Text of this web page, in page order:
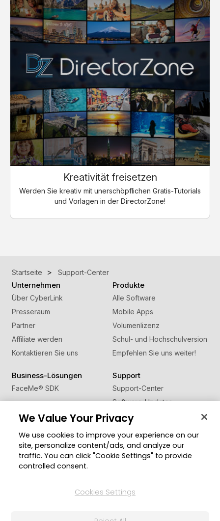
Kreativität freisetzen
Werden Sie kreativ mit unerschöpflichen Gratis-Tutorials
und Vorlagen in der DirectorZone!
Startseite Support-Center
Unternehmen
Über CyberLink
Presseraum
Partner
Affiliate werden
Kontaktieren Sie uns
Produkte
Alle Software
Mobile Apps
Volumenlizenz
Schul- und Hochschulversion
Empfehlen Sie uns weiter!
Business-Lösungen
FaceMe® SDK
Support
Support-Center
Software-Updates
Lernen + Wissen
Community
Mitgliederbereich
Blog
Region ändern
We Value Your Privacy
We use cookies to improve your experience on our
site, personalize content/ads, and analyze our
traffic. You can click "Cookie Settings" to provide
controlled consent.
Cookies Settings